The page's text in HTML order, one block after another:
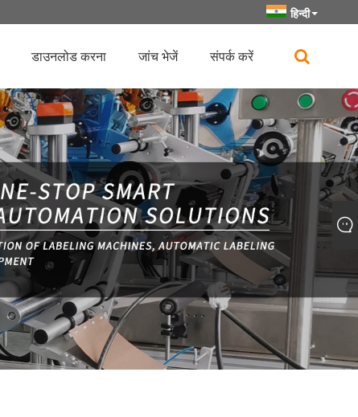
हिन्दी
डाउनलोड करना जांच भेजें संपर्क करें